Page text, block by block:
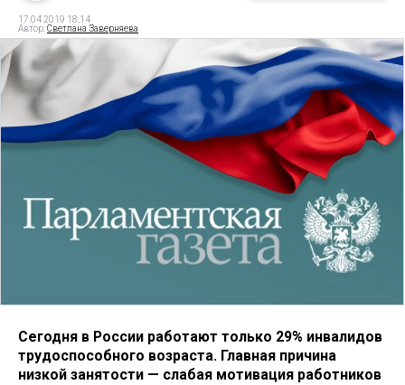
17.04.2019 18:14
Автор:Светлана Заверняева
Сегодня в России работают только 29% инвалидов
трудоспособного возраста. Главная причина
низкой занятости — слабая мотивация работников